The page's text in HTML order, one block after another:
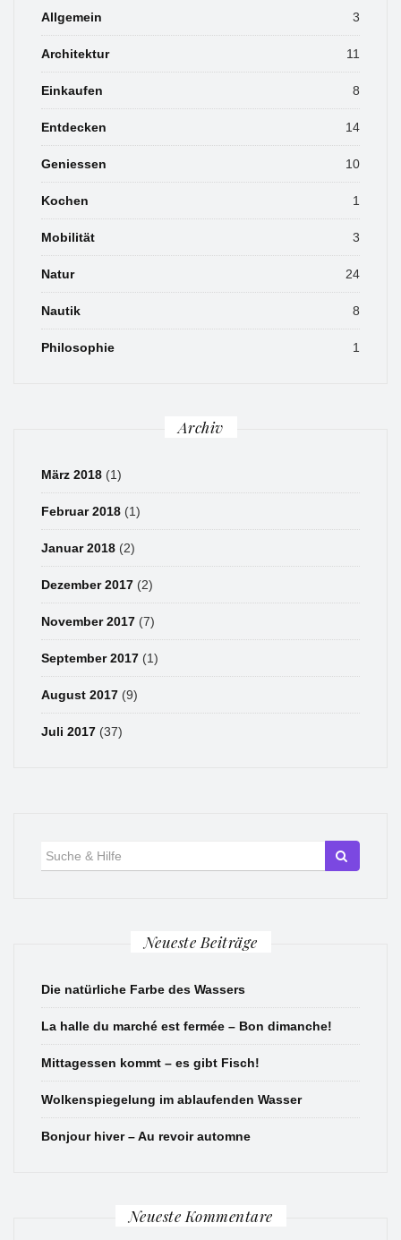
Allgemein 3
Architektur 11
Einkaufen 8
Entdecken 14
Geniessen 10
Kochen 1
Mobilität 3
Natur 24
Nautik 8
Philosophie 1
Archiv
März 2018 (1)
Februar 2018 (1)
Januar 2018 (2)
Dezember 2017 (2)
November 2017 (7)
September 2017 (1)
August 2017 (9)
Juli 2017 (37)
für:
Neueste Beiträge
Die natürliche Farbe des Wassers
La halle du marché est fermée – Bon dimanche!
Mittagessen kommt – es gibt Fisch!
Wolkenspiegelung im ablaufenden Wasser
Bonjour hiver – Au revoir automne
Neueste Kommentare